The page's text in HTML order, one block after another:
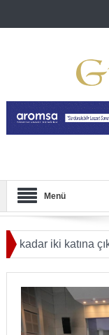
Menü
çıkaracak
ULAŞACAK